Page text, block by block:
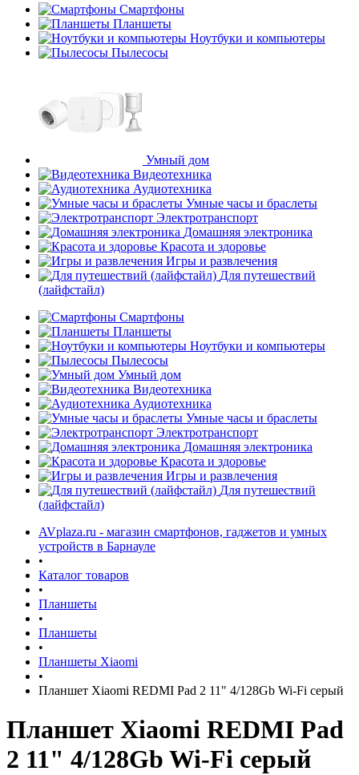
Смартфоны
Планшеты
Ноутбуки и компьютеры
Пылесосы
Умный дом
Видеотехника
Аудиотехника
Умные часы и браслеты
Электротранспорт
Домашняя электроника
Красота и здоровье
Игры и развлечения
Для путешествий
(лайфстайл)
Смартфоны
Планшеты
Ноутбуки и компьютеры
Пылесосы
Умный дом
Видеотехника
Аудиотехника
Умные часы и браслеты
Электротранспорт
Домашняя электроника
Красота и здоровье
Игры и развлечения
Для путешествий
(лайфстайл)
AVplaza.ru - магазин смартфонов, гаджетов и умных
устройств в Барнауле
•
Каталог товаров
•
Планшеты
•
Планшеты
•
Планшеты Xiaomi
•
Планшет Xiaomi REDMI Pad 2 11" 4/128Gb Wi-Fi серый
Планшет Xiaomi REDMI Pad
2 11" 4/128Gb Wi-Fi серый
недели
раз в 2 недели
plait.ru